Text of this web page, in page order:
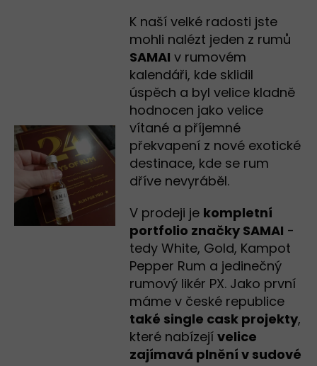
K naší velké radosti jste
mohli nalézt jeden z rumů
SAMAI v rumovém
kalendáři, kde sklidil
úspěch a byl velice kladně
hodnocen jako velice
vítané a příjemné
překvapení z nové exotické
destinace, kde se rum
dříve nevyráběl.
V prodeji je kompletní
portfolio značky SAMAI -
tedy White, Gold, Kampot
Pepper Rum a jedinečný
rumový likér PX. Jako první
máme v české republice
také single cask projekty,
které nabízejí velice
zajímavá plnění v sudové